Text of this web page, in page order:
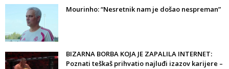
Mourinho: “Nesretnik nam je došao nespreman”
BIZARNA BORBA KOJA JE ZAPALILA INTERNET:
Poznati teškaš prihvatio najluđi izazov karijere –